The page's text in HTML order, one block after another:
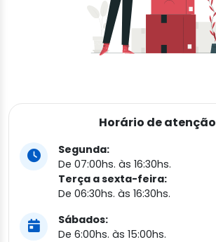
Horário de atenção
Segunda:
De 07:00hs. às 16:30hs.
Terça a sexta-feira:
De 06:30hs. às 16:30hs.
Sábados:
De 6:00hs. às 15:00hs.